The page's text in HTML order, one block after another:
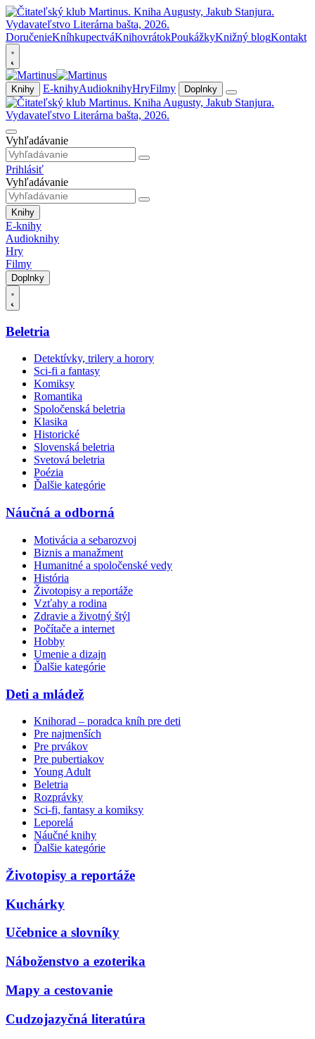
DoručenieKníhkupectváKnihovrátokPoukážkyKnižný blogKontakt
Knihy E-knihyAudioknihyHryFilmy Doplnky
Vyhľadávanie
Prihlásiť
Vyhľadávanie
Knihy
E-knihy
Audioknihy
Hry
Filmy
Doplnky
Beletria
Detektívky, trilery a horory
Sci-fi a fantasy
Komiksy
Romantika
Spoločenská beletria
Klasika
Historické
Slovenská beletria
Svetová beletria
Poézia
Ďalšie kategórie
Náučná a odborná
Motivácia a sebarozvoj
Biznis a manažment
Humanitné a spoločenské vedy
História
Životopisy a reportáže
Vzťahy a rodina
Zdravie a životný štýl
Počítače a internet
Hobby
Umenie a dizajn
Ďalšie kategórie
Deti a mládež
Knihorad – poradca kníh pre deti
Pre najmenších
Pre prvákov
Pre pubertiakov
Young Adult
Beletria
Rozprávky
Sci-fi, fantasy a komiksy
Leporelá
Náučné knihy
Ďalšie kategórie
Životopisy a reportáže
Kuchárky
Učebnice a slovníky
Náboženstvo a ezoterika
Mapy a cestovanie
Cudzojazyčná literatúra